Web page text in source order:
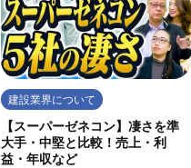
建設業界について
【スーパーゼネコン】凄さを準
大手・中堅と比較！売上・利
益・年収など